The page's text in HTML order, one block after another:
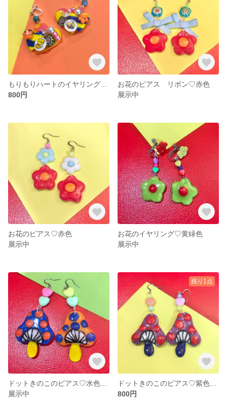
800円
お花のピアス リボン♡赤色
展示中
お花のピアス♡赤色
展示中
お花のイヤリング♡黄緑色
展示中
展示中
残り1点
800円